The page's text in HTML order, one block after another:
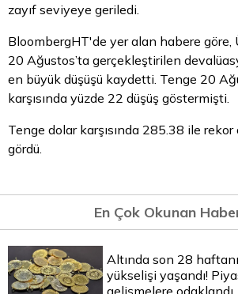
zayıf seviyeye geriledi.
BloombergHT'de yer alan habere göre,
20 Ağustos’ta gerçekleştirilen
en büyük düşüşü kaydetti. Tenge 20
karşısında yüzde 22 düşüş göstermişti.
Tenge dolar karşısında 285.38 ile
gördü.
En Çok Okunan
Altında son 28
yükselişi yaşandı!